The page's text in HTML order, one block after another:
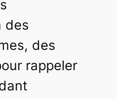
des
des
rappeler